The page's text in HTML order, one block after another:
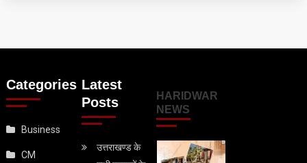
Categories
Business
CM
Latest
Posts
उत्तराखण्ड के
HARIDWAR
NEWS